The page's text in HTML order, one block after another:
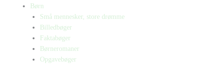
Børn
Små mennesker, store drømme
Billedbøger
Faktabøger
Børneromaner
Opgavebøger